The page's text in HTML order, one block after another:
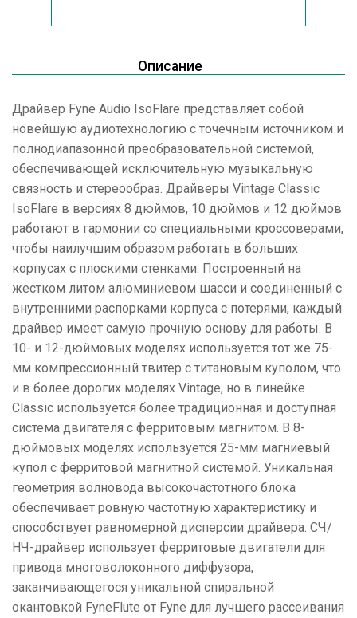
Описание
Драйвер Fyne Audio IsoFlare представляет собой
новейшую аудиотехнологию с точечным источником и
полнодиапазонной преобразовательной системой,
обеспечивающей исключительную музыкальную
связность и стереообраз. Драйверы Vintage Classic
IsoFlare в версиях 8 дюймов, 10 дюймов и 12 дюймов
работают в гармонии со специальными кроссоверами,
чтобы наилучшим образом работать в больших
корпусах с плоскими стенками. Построенный на
жестком литом алюминиевом шасси и соединенный с
внутренними распорками корпуса с потерями, каждый
драйвер имеет самую прочную основу для работы. В
10- и 12-дюймовых моделях используется тот же 75-
мм компрессионный твитер с титановым куполом, что
и в более дорогих моделях Vintage, но в линейке
Classic используется более традиционная и доступная
система двигателя с ферритовым магнитом. В 8-
дюймовых моделях используется 25-мм магниевый
купол с ферритовой магнитной системой. Уникальная
геометрия волновода высокочастотного блока
обеспечивает ровную частотную характеристику и
способствует равномерной дисперсии драйвера. СЧ/
НЧ-драйвер использует ферритовые двигатели для
привода многоволоконного диффузора,
заканчивающегося уникальной спиральной
окантовкой FyneFlute от Fyne для лучшего рассеивания